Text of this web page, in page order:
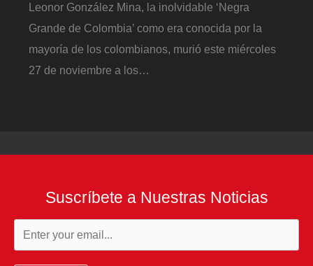
Leonor González Mina, la inolvidable ‘Negra
Grande de Colombia’ como era conocida por la
mayoría de los colombianos, murió este miércoles
27 de noviembre a los…
Suscríbete a Nuestras Noticias